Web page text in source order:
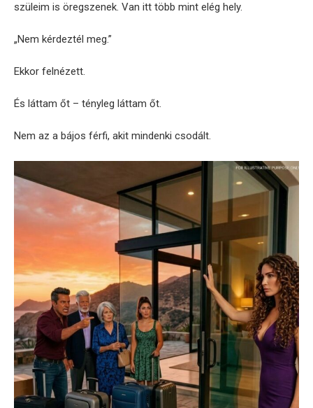
szüleim is öregszenek. Van itt több mint elég hely.
„Nem kérdeztél meg.”
Ekkor felnézett.
És láttam őt – tényleg láttam őt.
Nem az a bájos férfi, akit mindenki csodált.